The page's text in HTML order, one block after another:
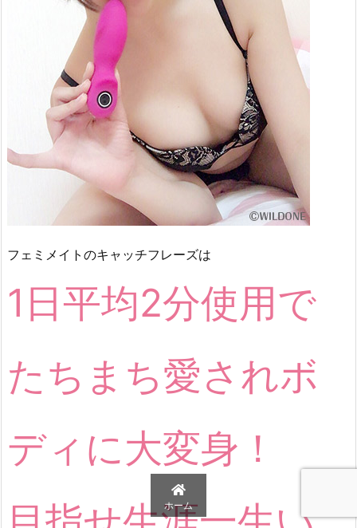
フェミメイトのキャッチフレーズは
1日平均2分使用で
たちまち愛されボ
ディに大変身！
ホーム